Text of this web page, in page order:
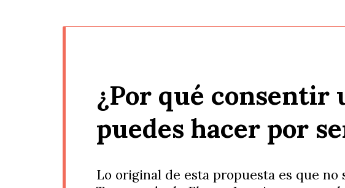
¿Por qué consentir
puedes hacer por
Lo original de esta propuesta es que no